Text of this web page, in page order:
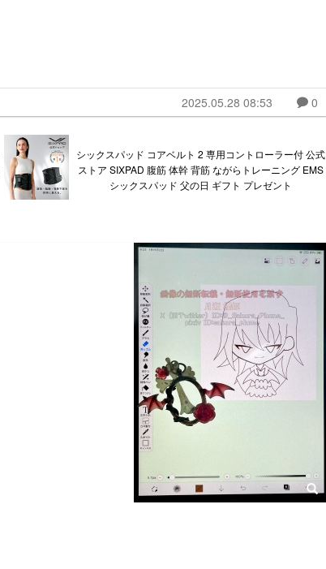
2025.05.28 08:53 0
シックスパッド コアベルト 2 専用コントローラー付 公式
ストア SIXPAD 腹筋 体幹 背筋 ながらトレーニング EMS
シックスパッド 父の日 ギフト プレゼント